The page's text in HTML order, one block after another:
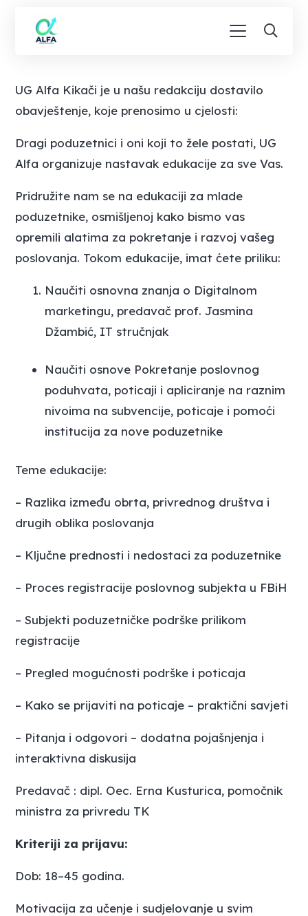
UG Alfa Kikači je u našu redakciju dostavilo
obavještenje, koje prenosimo u cjelosti:
Dragi poduzetnici i oni koji to žele postati, UG
Alfa organizuje nastavak edukacije za sve Vas.
Pridružite nam se na edukaciji za mlade
poduzetnike, osmišljenoj kako bismo vas
opremili alatima za pokretanje i razvoj vašeg
poslovanja. Tokom edukacije, imat ćete priliku:
Naučiti osnovna znanja o Digitalnom
marketingu, predavač prof. Jasmina
Džambić, IT stručnjak
Naučiti osnove Pokretanje poslovnog
poduhvata, poticaji i apliciranje na raznim
nivoima na subvencije, poticaje i pomoći
institucija za nove poduzetnike
Teme edukacije:
– Razlika između obrta, privrednog društva i
drugih oblika poslovanja
– Ključne prednosti i nedostaci za poduzetnike
– Proces registracije poslovnog subjekta u FBiH
– Subjekti poduzetničke podrške prilikom
registracije
– Pregled mogućnosti podrške i poticaja
– Kako se prijaviti na poticaje – praktični savjeti
– Pitanja i odgovori – dodatna pojašnjenja i
interaktivna diskusija
Predavač : dipl. Oec. Erna Kusturica, pomočnik
ministra za privredu TK
Kriteriji za prijavu:
Dob: 18–45 godina.
Motivacija za učenje i sudjelovanje u svim